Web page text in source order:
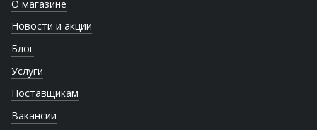
О магазине
Новости и акции
Блог
Услуги
Поставщикам
Вакансии